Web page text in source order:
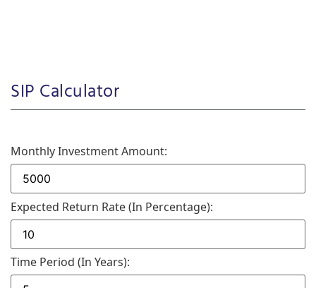
SIP Calculator
Monthly Investment Amount:
Expected Return Rate (in Percentage):
Time Period (in Years):